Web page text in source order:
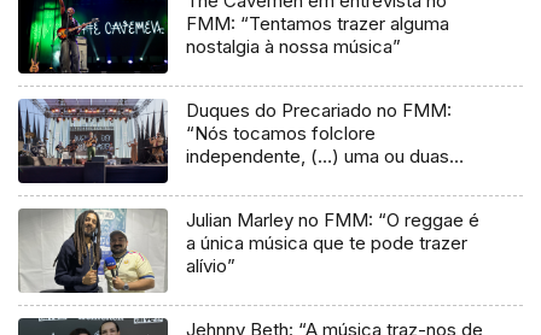
FMM: “Tentamos trazer alguma
nostalgia à nossa música”
Duques do Precariado no FMM:
“Nós tocamos folclore
independente, (…) uma ou duas
Julian Marley no FMM: “O reggae é
a única música que te pode trazer
alívio”
Jehnny Beth: “A música traz-nos de